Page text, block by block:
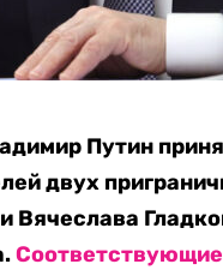
Путин
двух
Вячеслава
Соответствующие